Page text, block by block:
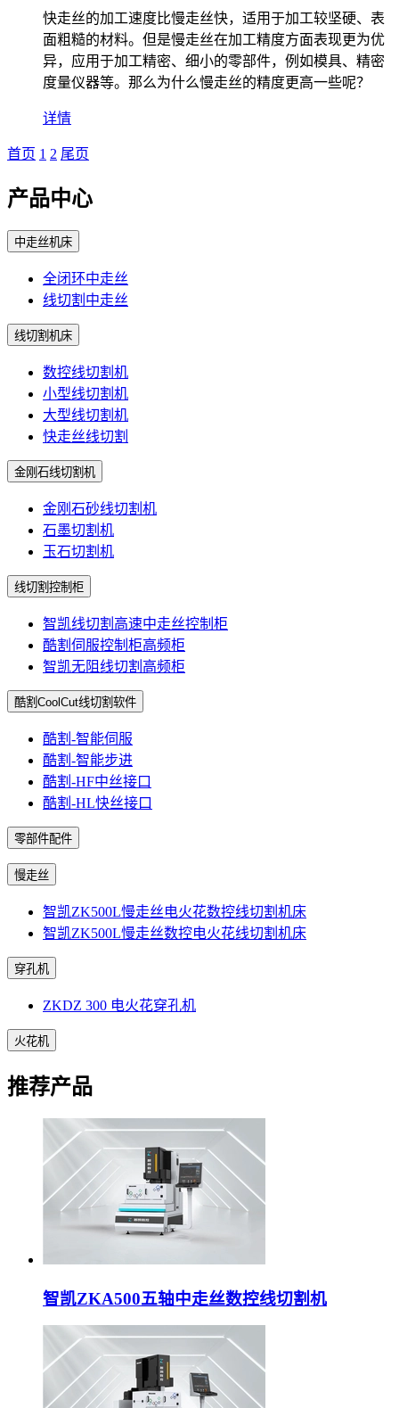
快走丝的加工速度比慢走丝快，适用于加工较坚硬、表
面粗糙的材料。但是慢走丝在加工精度方面表现更为优
异，应用于加工精密、细小的零部件，例如模具、精密
度量仪器等。那么为什么慢走丝的精度更高一些呢？
详情
首页 1 2 尾页
产品中心
中走丝机床
全闭环中走丝
线切割中走丝
线切割机床
数控线切割机
小型线切割机
大型线切割机
快走丝线切割
金刚石线切割机
金刚石砂线切割机
石墨切割机
玉石切割机
线切割控制柜
智凯线切割高速中走丝控制柜
酷割伺服控制柜高频柜
智凯无阻线切割高频柜
酷割CoolCut线切割软件
酷割-智能伺服
酷割-智能步进
酷割-HF中丝接口
酷割-HL快丝接口
零部件配件
慢走丝
智凯ZK500L慢走丝电火花数控线切割机床
智凯ZK500L慢走丝数控电火花线切割机床
穿孔机
ZKDZ 300 电火花穿孔机
火花机
推荐产品
智凯ZKA500五轴中走丝数控线切割机